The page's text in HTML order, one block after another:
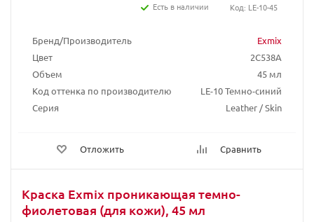
Бренд/Производитель
Exmix
Цвет
2C538A
Объем
45 мл
Код оттенка по производителю
LE-10 Темно-синий
Серия
Leather / Skin
Отложить Сравнить
Есть в наличии
Код: LE-10-45
Краска Exmix проникающая темно-
фиолетовая (для кожи), 45 мл